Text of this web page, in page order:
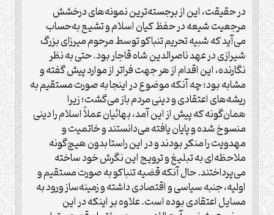
در حقیقت، این از برجسته‌ترین نمونه‌های درخشش
مرجعیت شیعه در حفظ کیان اسلام و تشیع به‌حساب
می‌آید که شبیه تحریم تنباکو توسط مرحوم میرزای بزرگ
شیرازی در عهد ناصر‌الدین شاه قاجار بود. حتی به نظر
نگارنده، این اقدام از هر جهت فراتر از موارد پیش گفته و
مشابه بود؛ چه آنکه موضوع در اینجا به صورت مستقیم به
ریشه‌های اعتقادی و دینی مردم باز می‌گشت؛ زیرا
همان‌گونه که پیش از این آمد، بهائیان عملاً اسلام را دینی
منسوخ شده و پایان یافته می‌دانستند و خاتمیت و
مهدویت را منکر بودند و در این راستا بدون هیچ‌گونه
ملاحظه‌ای به تبلیغ و ترویج این نگرش خود ساخته
می‌پرداختند. حال آنکه قضیه تنباکو به صورت مستقیم و
اولیه، جنبه سیاسی و اقتصادی داشته و زمینه‌ساز ورود به
مسایل اعتقادی بوده است. علاوه بر اینکه در این